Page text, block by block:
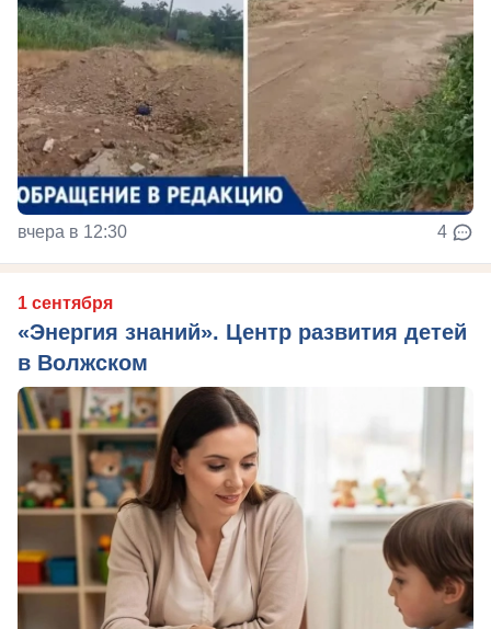
вчера в 12:30 4
1 сентября
«Энергия знаний». Центр развития детей
в Волжском